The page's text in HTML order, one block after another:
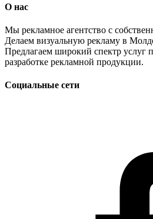
О нас
Мы рекламное агентство с
Делаем визуальную рекламу в
Предлагаем широкий спектр услуг
разработке рекламной продукции.
Социальные сети